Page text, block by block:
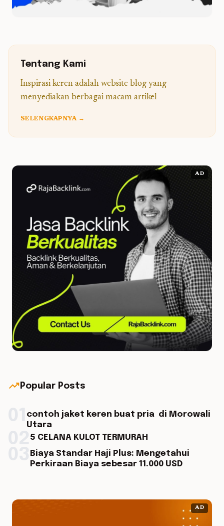
Tentang Kami
Inspirasi keren adalah website blog yang
menyediakan berbagai macam artikel
SELENGKAPNYA →
AD
trending_up Popular Posts
contoh jaket keren buat pria di Morowali
Utara
5 CELANA KULOT TERMURAH
Biaya Standar Haji Plus: Mengetahui
Perkiraan Biaya sebesar 11.000 USD
AD